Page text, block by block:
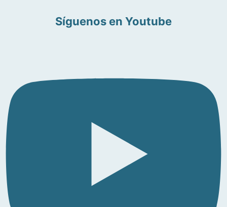
Síguenos en Youtube